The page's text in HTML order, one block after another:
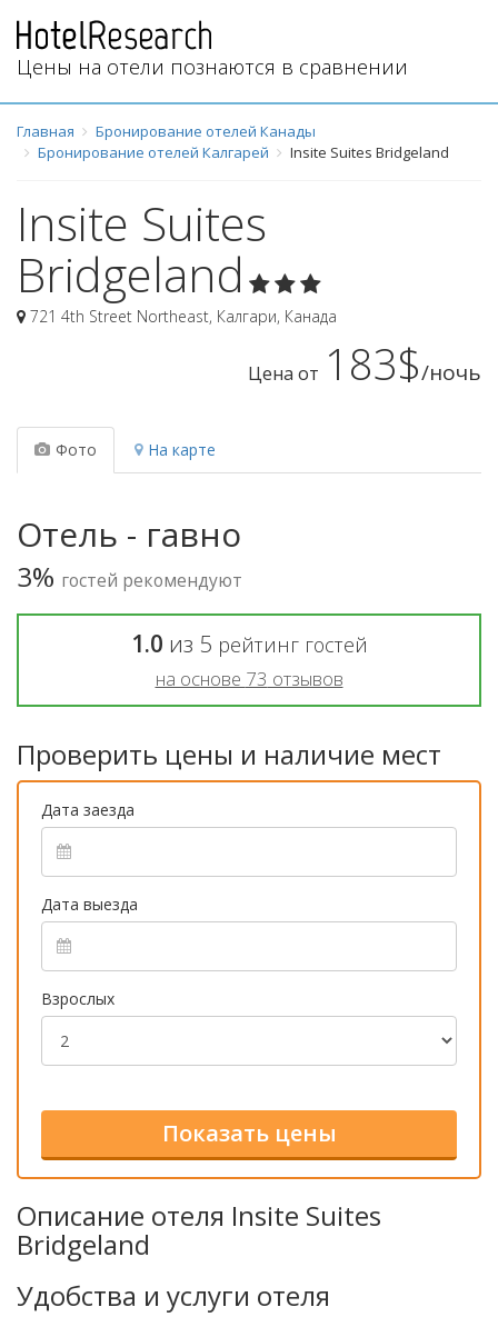
Цены на отели познаются в сравнении
Главная
Бронирование отелей Канады
Бронирование отелей Калгарей
Insite Suites Bridgeland
Insite Suites
Bridgeland
721 4th Street Northeast, Калгари, Канада
Цена от 183$/ночь
Фото На карте
Отель - гавно
3% гостей рекомендуют
1.0 из 5 рейтинг гостей
на основе 73 отзывов
Проверить цены и наличие мест
Дата заезда
Дата выезда
Взрослых
Описание отеля Insite Suites
Bridgeland
Удобства и услуги отеля